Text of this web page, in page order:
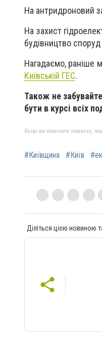
На антридроновий
На захист
будівництво
Нагадаємо, раніше
Київській ГЕС.
Також не
бути в курсі всіх
Якщо ви помітили помилку,
#Київщина #Київ
Діліться цією новиною